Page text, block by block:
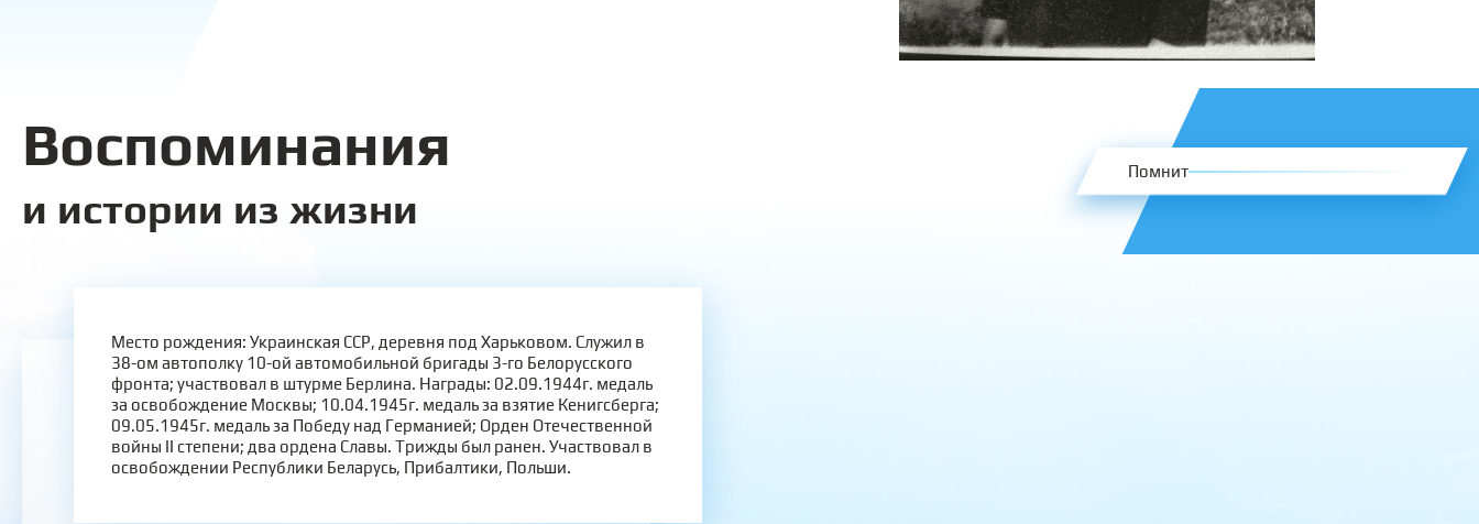
Воспоминания
и истории из жизни
Помнит
Место рождения: Украинская ССР, деревня под Харьковом. Служил в
38-ом автополку 10-ой автомобильной бригады 3-го Белорусского
фронта; участвовал в штурме Берлина. Награды: 02.09.1944г. медаль
за освобождение Москвы; 10.04.1945г. медаль за взятие Кенигсберга;
09.05.1945г. медаль за Победу над Германией; Орден Отечественной
войны II степени; два ордена Славы. Трижды был ранен. Участвовал в
освобождении Республики Беларусь, Прибалтики, Польши.